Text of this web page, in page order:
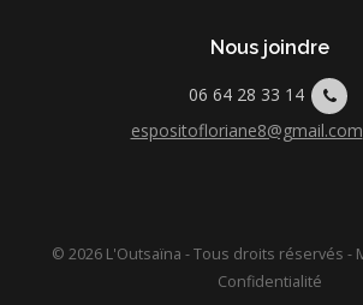
Nous joindre
06 64 28 33 14
espositofloriane8@gmail.com
© 2026 L'Outsaïna - Tous droits réservés -
Confidentialité